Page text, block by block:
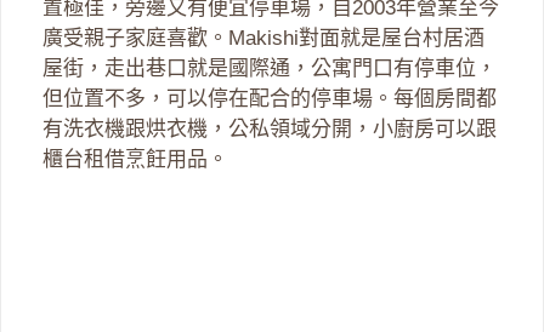
置極佳，旁邊又有便宜停車場，自2003年營業至今
廣受親子家庭喜歡。Makishi對面就是屋台村居酒
屋街，走出巷口就是國際通，公寓門口有停車位，
但位置不多，可以停在配合的停車場。每個房間都
有洗衣機跟烘衣機，公私領域分開，小廚房可以跟
櫃台租借烹飪用品。